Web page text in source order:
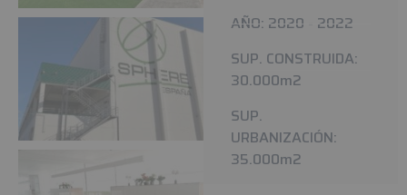
AÑO: 2020 - 2022
SUP. CONSTRUIDA:
30.000m2
SUP.
URBANIZACIÓN:
35.000m2